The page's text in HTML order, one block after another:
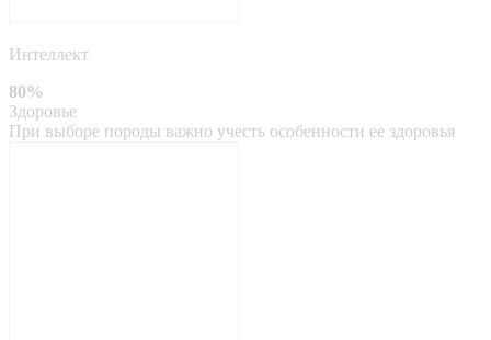
Интеллект
80%
Здоровье
При выборе породы важно учесть особенности ее здоровья